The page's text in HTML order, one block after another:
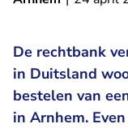
De rechtbank
in Duitsland
bestelen van
in Arnhem.